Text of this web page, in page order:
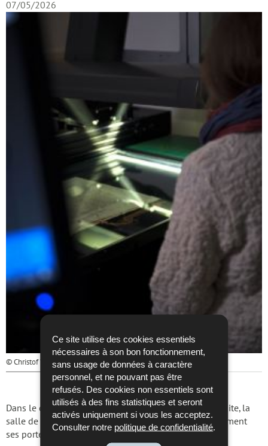
Ce site utilise des cookies essentiels
nécessaires à son bon fonctionnement,
sans usage de données à caractère
personnel, et ne pouvant pas être
refusés. Des cookies non essentiels sont
utilisés à des fins statistiques et seront
activés uniquement si vous les acceptez.
Consulter notre politique de confidentialité.
07/05/2026
© Christof Weber
Dans le cadre du déménagement vers notre nouveau site, la
salle de lecture à Luxembourg-ville fermera définitivement
ses portes le vendredi 8 mai.